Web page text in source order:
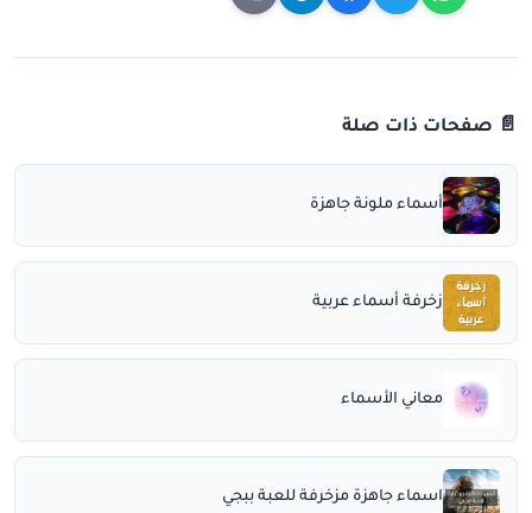
📄 صفحات ذات صلة
أسماء ملونة جاهزة
زخرفة أسماء عربية
معاني الأسماء
اسماء جاهزة مزخرفة للعبة ببجي